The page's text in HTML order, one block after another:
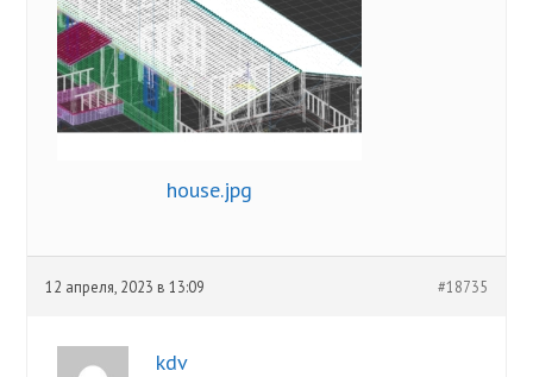
house.jpg
12 апреля, 2023 в 13:09 #18735
kdv